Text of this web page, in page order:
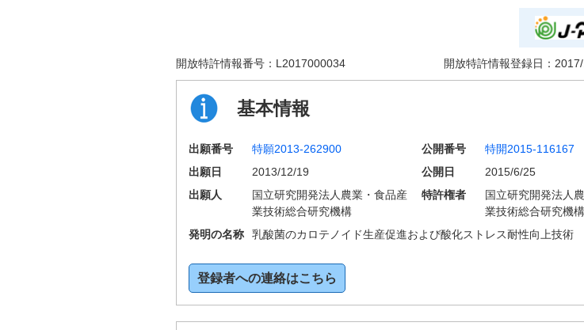
開放特許情報番号： L2017000034 開放特許情報登録日：
基本情報
出願番号 特願2013-262900 公開番号 特開2015-116167
出願日
2013/12/19 公開日
2015/6/25
出願人
国立研究開発法人農業・食品産
業技術総合研究機構
特許権者
国立研究開発法人
業技術総合研究機構
発明の名称 乳酸菌のカロテノイド生産促進および酸化ストレス耐性向上技術
登録者への連絡はこちら